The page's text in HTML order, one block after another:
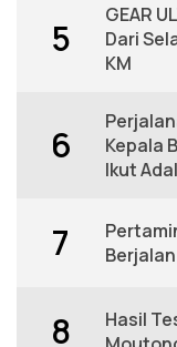
5
GEAR
Dari
KM
6
Kepala
Ikut
7
8
Hasil